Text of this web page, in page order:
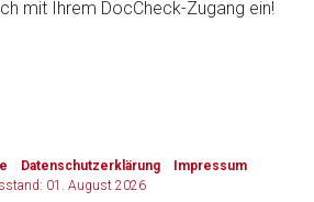
mit Ihrem DocCheck-Zugang ein!
Datenschutzerklärung
Impressum
01. August 2026